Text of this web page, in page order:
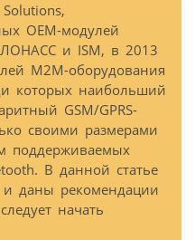
OEM-модулей
и ISM, в 2013
М2М-оборудования
которых наибольший
GSM/GPRS-
своими размерами
поддерживаемых
В данной статье
и даны рекомендации
начать